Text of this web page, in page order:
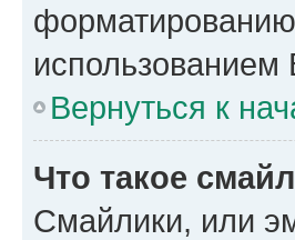
использованием
Вернуться к
Что такое
Смайлики, или